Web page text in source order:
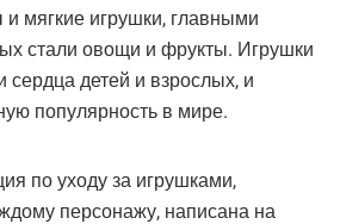
мягкие игрушки, главными
стали овощи и фрукты. Игрушки
сердца детей и взрослых, и
популярность в мире.
по уходу за игрушками,
персонажу, написана на